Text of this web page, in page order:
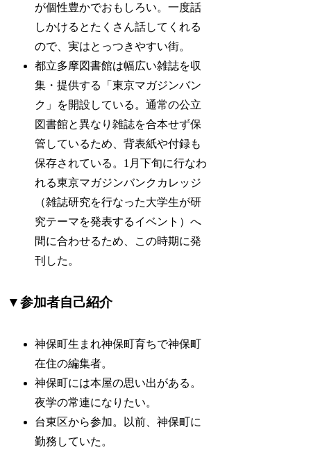
が個性豊かでおもしろい。一度話
しかけるとたくさん話してくれる
ので、実はとっつきやすい街。
都立多摩図書館は幅広い雑誌を収
集・提供する「東京マガジンバン
ク」を開設している。通常の公立
図書館と異なり雑誌を合本せず保
管しているため、背表紙や付録も
保存されている。1月下旬に行なわ
れる東京マガジンバンクカレッジ
（雑誌研究を行なった大学生が研
究テーマを発表するイベント）へ
間に合わせるため、この時期に発
刊した。
▼参加者自己紹介
神保町生まれ神保町育ちで神保町
在住の編集者。
神保町には本屋の思い出がある。
夜学の常連になりたい。
台東区から参加。以前、神保町に
勤務していた。